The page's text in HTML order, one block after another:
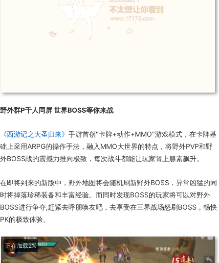
野外群P千人同屏 世界BOSS等你来战
《西游记之大圣归来》 手游首创"卡牌+动作+MMO"游戏模式，在卡牌基
础上采用ARPG的操作手法，融入MMO大世界的特点，将野外PVP和野
外BOSS战的震撼力推向极致，每次战斗都能让玩家肾上腺素飙升。
在即将到来的新版中，野外地图将会随机刷新野外BOSS，异常凶猛的同
时将掉落珍稀装备和丰富经验。而同时发现BOSS的玩家将可以对野外
BOSS进行争夺,赶紧去呼朋唤友吧，去享受在三界战场怒刷BOSS，畅快
PK的极致体验。
正在加载15%